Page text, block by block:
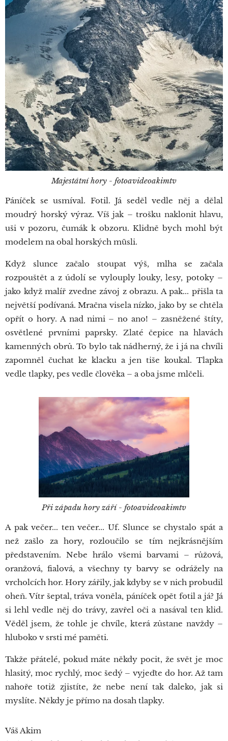
Majestátní hory - fotoavideoakimtv
Páníček se usmíval. Fotil. Já seděl vedle něj a dělal
moudrý horský výraz. Víš jak – trošku naklonit hlavu,
uši v pozoru, čumák k obzoru. Klidně bych mohl být
modelem na obal horských müsli.
Když slunce začalo stoupat výš, mlha se začala
rozpouštět a z údolí se vylouply louky, lesy, potoky –
jako když malíř zvedne závoj z obrazu. A pak... přišla ta
největší podívaná. Mračna visela nízko, jako by se chtěla
opřít o hory. A nad nimi – no ano! – zasněžené štíty,
osvětlené prvními paprsky. Zlaté čepice na hlavách
kamenných obrů. To bylo tak nádherný, že i já na chvíli
zapomněl čuchat ke klacku a jen tiše koukal. Tlapka
vedle tlapky, pes vedle člověka – a oba jsme mlčeli.
Při západu hory září - fotoavideoakimtv
A pak večer... ten večer... Uf. Slunce se chystalo spát a
než zašlo za hory, rozloučilo se tím nejkrásnějším
představením. Nebe hrálo všemi barvami – růžová,
oranžová, fialová, a všechny ty barvy se odrážely na
vrcholcích hor. Hory zářily, jak kdyby se v nich probudil
oheň. Vítr šeptal, tráva voněla, páníček opět fotil a já? Já
si lehl vedle něj do trávy, zavřel oči a nasával ten klid.
Věděl jsem, že tohle je chvíle, která zůstane navždy –
hluboko v srsti mé paměti.
Takže přátelé, pokud máte někdy pocit, že svět je moc
hlasitý, moc rychlý, moc šedý – vyjeďte do hor. Až tam
nahoře totiž zjistíte, že nebe není tak daleko, jak si
myslíte. Někdy je přímo na dosah tlapky.
Váš Akim